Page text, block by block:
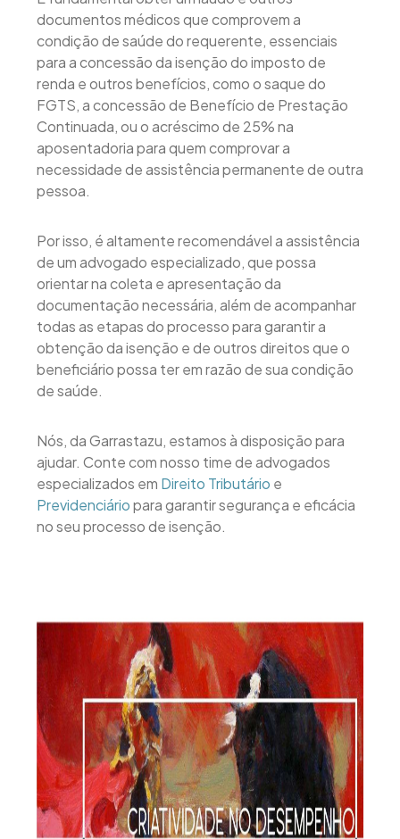
documentos médicos que comprovem a
condição de saúde do requerente, essenciais
para a concessão da isenção do imposto de
renda e outros benefícios, como o saque do
FGTS, a concessão de Benefício de Prestação
Continuada, ou o acréscimo de 25% na
aposentadoria para quem comprovar a
necessidade de assistência permanente de outra
pessoa.
Por isso, é altamente recomendável a assistência
de um advogado especializado, que possa
orientar na coleta e apresentação da
documentação necessária, além de acompanhar
todas as etapas do processo para garantir a
obtenção da isenção e de outros direitos que o
beneficiário possa ter em razão de sua condição
de saúde.
Nós, da Garrastazu, estamos à disposição para
ajudar. Conte com nosso time de advogados
especializados em Direito Tributário e
Previdenciáriopara garantir segurança e eficácia
no seu processo de isenção.